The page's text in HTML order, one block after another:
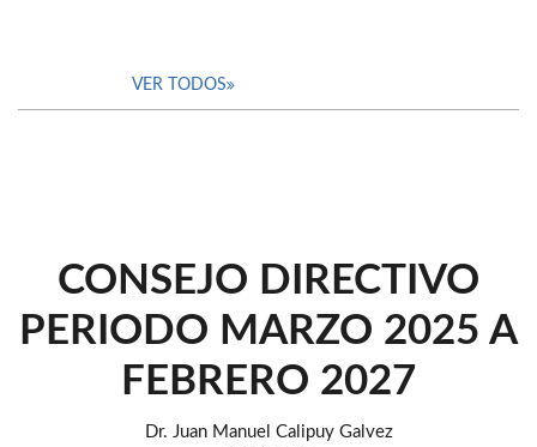
VER TODOS
CONSEJO DIRECTIVO
PERIODO MARZO 2025 A
FEBRERO 2027
Dr. Juan Manuel Calipuy Galvez